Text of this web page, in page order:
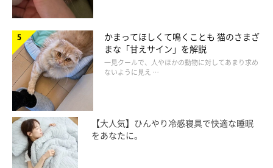
片足だけを伸ばして座るポーズ「片足ストレ
ッチ」
かまってほしくて鳴くことも 猫のさまざ
まな「甘えサイン」を解説
一見クールで、人やほかの動物に対してあまり求め
ないように見え …
【大人気】ひんやり冷感寝具で快適な睡眠
をあなたに。